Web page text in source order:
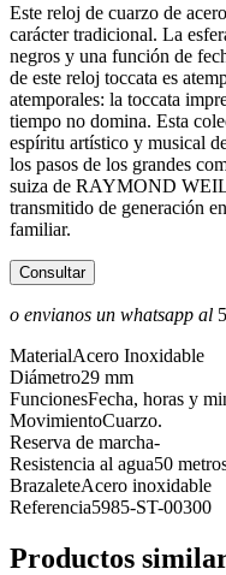
Este reloj de cuarzo de
carácter tradicional. La
negros y una función de
de este reloj toccata es
atemporales: la toccata
tiempo no domina. Esta
espíritu artístico y musical
los pasos de los grandes
suiza de RAYMOND
transmitido de generación
familiar.
Consultar
o envianos un whatsapp al
MaterialAcero Inoxidable
Diámetro29 mm
FuncionesFecha, horas y
MovimientoCuarzo.
Reserva de marcha-
Resistencia al agua50
BrazaleteAcero inoxidable
Referencia5985-ST-00300
Productos